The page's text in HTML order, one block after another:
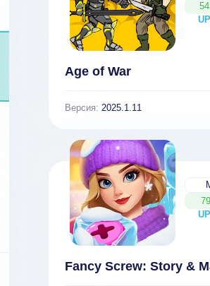
Age of War
Версия: 2025.1.11
Fancy Screw: Story &